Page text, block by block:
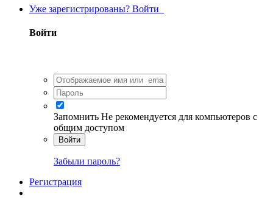
Уже зарегистрированы? Войти
Войти
Запомнить Не рекомендуется для компьютеров с
общим доступом
Войти
Забыли пароль?
Регистрация